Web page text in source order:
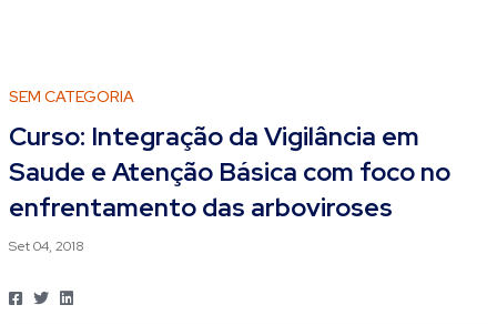
SEM CATEGORIA
Curso: Integração da Vigilância em
Saude e Atenção Básica com foco no
enfrentamento das arboviroses
Set 04, 2018